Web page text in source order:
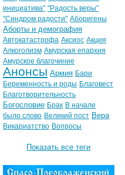
инициатива" "Радость веры"
"Синдром радости" Аборигены
Аборты и демография
Автокатастрофа Аксиос Акция
Алкоголизм Амурская епархия
Амурское благочиние
Анонсы Армия Бари
Беременность и роды Благовест
Благотворительность
Богословие Брак В начале
было слово Великий пост Вера
Викариатство Вопросы
Показать все теги